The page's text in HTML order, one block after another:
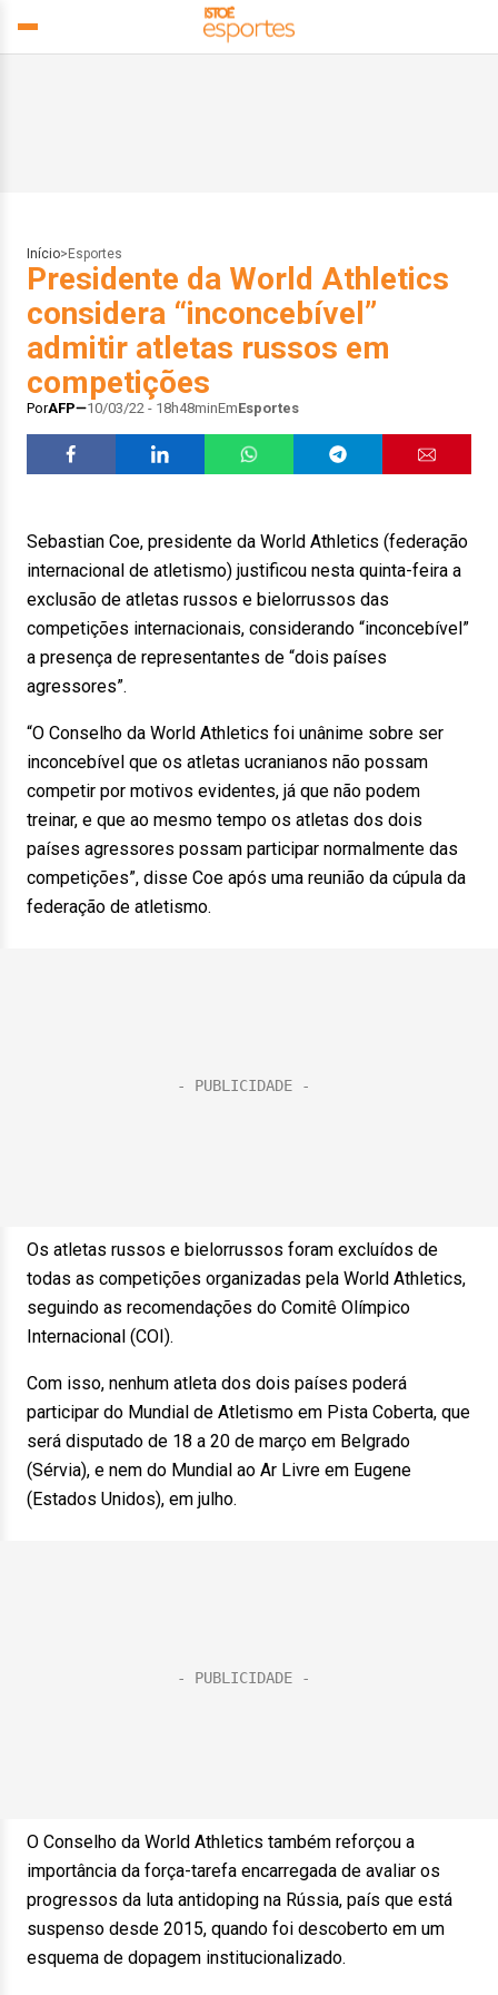
Início> Esportes
Presidente da World Athletics
considera “inconcebível”
admitir atletas russos em
competições
PorAFP 10/03/22 - 18h48minEmEsportes
Sebastian Coe, presidente da World Athletics (federação
internacional de atletismo) justificou nesta quinta-feira a
exclusão de atletas russos e bielorrussos das
competições internacionais, considerando “inconcebível”
a presença de representantes de “dois países
agressores”.
“O Conselho da World Athletics foi unânime sobre ser
inconcebível que os atletas ucranianos não possam
competir por motivos evidentes, já que não podem
treinar, e que ao mesmo tempo os atletas dos dois
países agressores possam participar normalmente das
competições”, disse Coe após uma reunião da cúpula da
federação de atletismo.
Os atletas russos e bielorrussos foram excluídos de
todas as competições organizadas pela World Athletics,
seguindo as recomendações do Comitê Olímpico
Internacional (COI).
Com isso, nenhum atleta dos dois países poderá
participar do Mundial de Atletismo em Pista Coberta, que
será disputado de 18 a 20 de março em Belgrado
(Sérvia), e nem do Mundial ao Ar Livre em Eugene
(Estados Unidos), em julho.
O Conselho da World Athletics também reforçou a
importância da força-tarefa encarregada de avaliar os
progressos da luta antidoping na Rússia, país que está
suspenso desde 2015, quando foi descoberto em um
esquema de dopagem institucionalizado.